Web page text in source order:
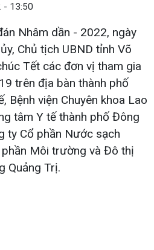
- 13:50
Nhâm dần - 2022, ngày
Chủ tịch UBND tỉnh Võ
Tết các đơn vị tham gia
trên địa bàn thành phố
Bệnh viện Chuyên khoa Lao
tâm Y tế thành phố Đông
ty Cổ phần Nước sạch
Môi trường và Đô thị
Quảng Trị.